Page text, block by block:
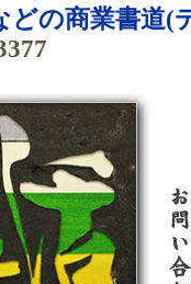
どの商業書道(